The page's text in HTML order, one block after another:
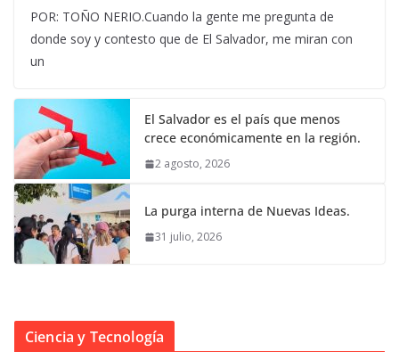
POR: TOÑO NERIO.Cuando la gente me pregunta de
donde soy y contesto que de El Salvador, me miran con
un
El Salvador es el país que menos
crece económicamente en la región.
2 agosto, 2026
La purga interna de Nuevas Ideas.
31 julio, 2026
Ciencia y Tecnología